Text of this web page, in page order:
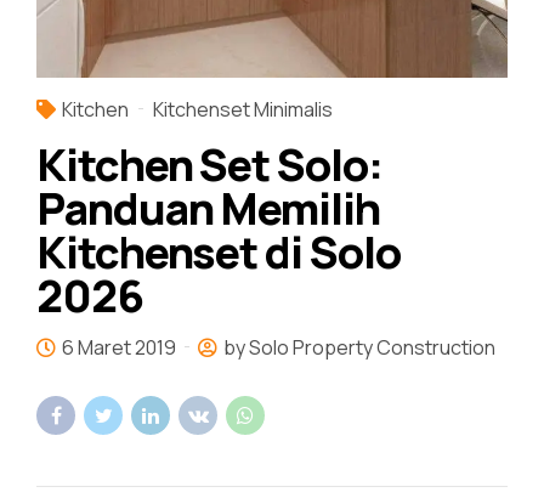
Kitchen Kitchenset Minimalis
Kitchen Set Solo:
Panduan Memilih
Kitchenset di Solo
2026
6 Maret 2019 by Solo Property Construction